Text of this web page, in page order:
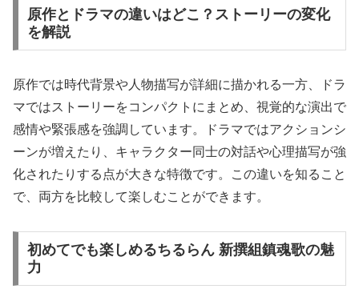
原作とドラマの違いはどこ？ストーリーの変化
を解説
原作では時代背景や人物描写が詳細に描かれる一方、ドラ
マではストーリーをコンパクトにまとめ、視覚的な演出で
感情や緊張感を強調しています。ドラマではアクションシ
ーンが増えたり、キャラクター同士の対話や心理描写が強
化されたりする点が大きな特徴です。この違いを知ること
で、両方を比較して楽しむことができます。
初めてでも楽しめるちるらん 新撰組鎮魂歌の魅
力